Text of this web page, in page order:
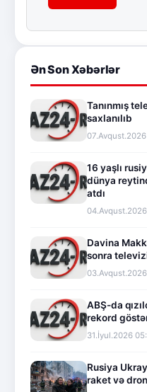
Ən Son Xəbərlər
Tanınmış
saxlanılıb
16 yaşlı
dünya
atdı
04.Avqust.2026
Davina
sonra
ABŞ-da
rekord
31.İyul.2026
Rusiya
raket və